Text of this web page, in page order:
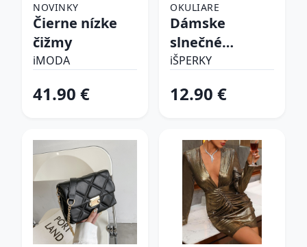
NOVINKY
Čierne nízke
čižmy
iMODA
41.90 €
OKULIARE
Dámske
slnečné
okuliare
iŠPERKY
12.90 €